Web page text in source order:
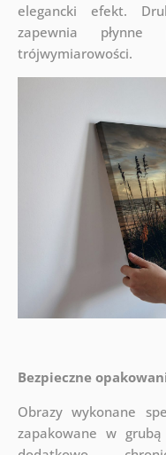
elegancki efekt.
zapewnia
trójwymiarowości.
Bezpieczne
Obrazy wykonane
zapakowane w